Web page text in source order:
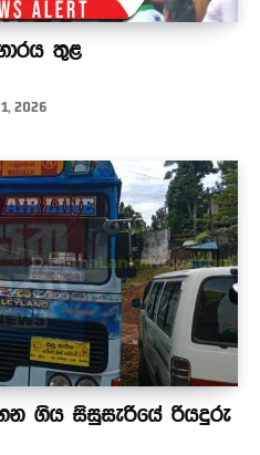
තුළ
2026
ගිය සිසුසැරියේ රියදුරු